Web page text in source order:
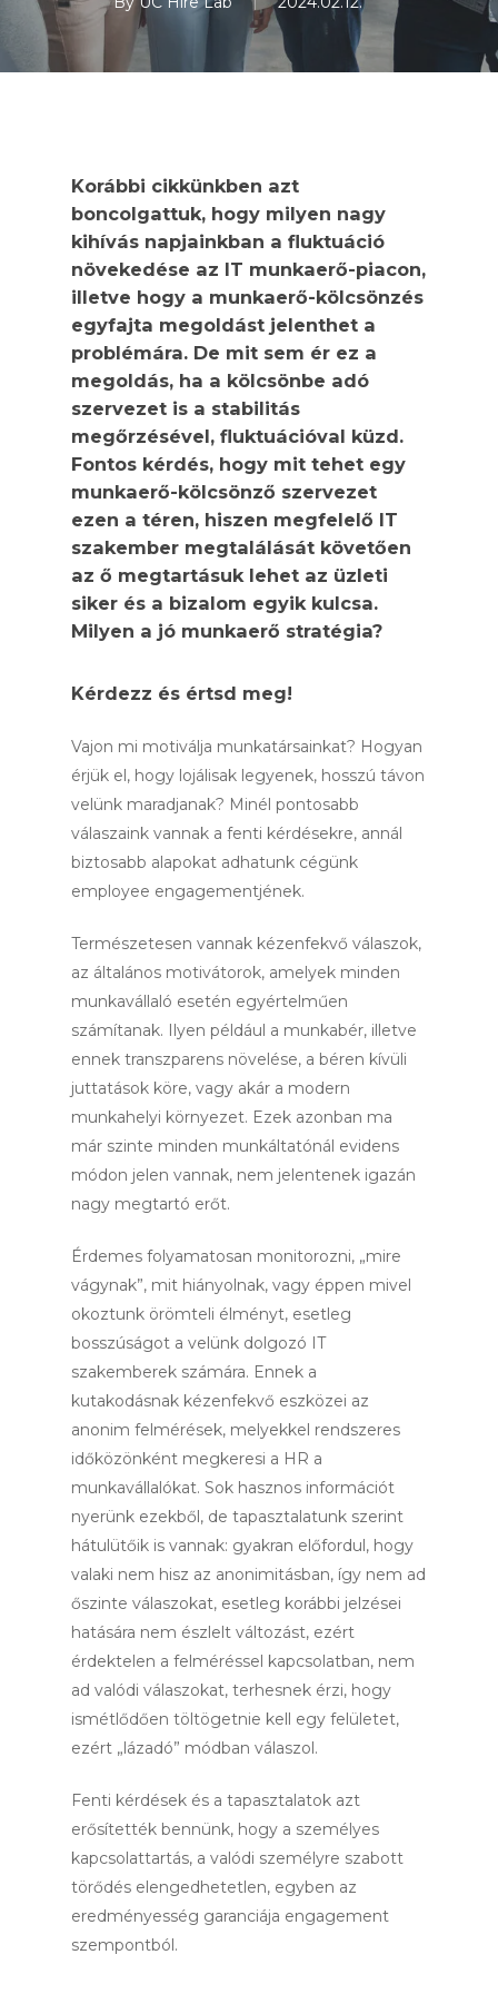
Korábbi cikkünkben azt
boncolgattuk, hogy milyen nagy
kihívás napjainkban a fluktuáció
növekedése az IT munkaerő-piacon,
illetve hogy a munkaerő-kölcsönzés
egyfajta megoldást jelenthet a
problémára. De mit sem ér ez a
megoldás, ha a kölcsönbe adó
szervezet is a stabilitás
megőrzésével, fluktuációval küzd.
Fontos kérdés, hogy mit tehet egy
munkaerő-kölcsönző szervezet
ezen a téren, hiszen megfelelő IT
szakember megtalálását követően
az ő megtartásuk lehet az üzleti
siker és a bizalom egyik kulcsa.
Milyen a jó munkaerő stratégia?
Kérdezz és értsd meg!
Vajon mi motiválja munkatársainkat? Hogyan
érjük el, hogy lojálisak legyenek, hosszú távon
velünk maradjanak? Minél pontosabb
válaszaink vannak a fenti kérdésekre, annál
biztosabb alapokat adhatunk cégünk
employee engagementjének.
Természetesen vannak kézenfekvő válaszok,
az általános motivátorok, amelyek minden
munkavállaló esetén egyértelműen
számítanak. Ilyen például a munkabér, illetve
ennek transzparens növelése, a béren kívüli
juttatások köre, vagy akár a modern
munkahelyi környezet. Ezek azonban ma
már szinte minden munkáltatónál evidens
módon jelen vannak, nem jelentenek igazán
nagy megtartó erőt.
Érdemes folyamatosan monitorozni, „mire
vágynak”, mit hiányolnak, vagy éppen mivel
okoztunk örömteli élményt, esetleg
bosszúságot a velünk dolgozó IT
szakemberek számára. Ennek a
kutakodásnak kézenfekvő eszközei az
anonim felmérések, melyekkel rendszeres
időközönként megkeresi a HR a
munkavállalókat. Sok hasznos információt
nyerünk ezekből, de tapasztalatunk szerint
hátulütőik is vannak: gyakran előfordul, hogy
valaki nem hisz az anonimitásban, így nem ad
őszinte válaszokat, esetleg korábbi jelzései
hatására nem észlelt változást, ezért
érdektelen a felméréssel kapcsolatban, nem
ad valódi válaszokat, terhesnek érzi, hogy
ismétlődően töltögetnie kell egy felületet,
ezért „lázadó” módban válaszol.
Fenti kérdések és a tapasztalatok azt
erősítették bennünk, hogy a személyes
kapcsolattartás, a valódi személyre szabott
törődés elengedhetetlen, egyben az
eredményesség garanciája engagement
szempontból.